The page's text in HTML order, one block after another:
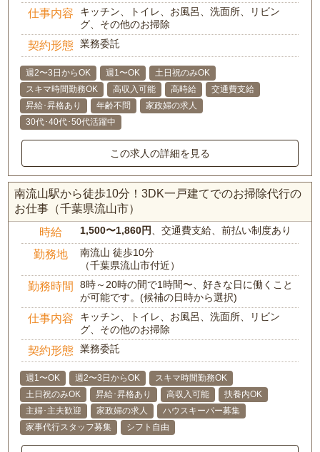
仕事内容
キッチン、トイレ、お風呂、洗面所、リビン
グ、その他のお掃除
契約形態 業務委託
週2〜3日からOK 週1〜OK
土日祝のみOK
スキマ時間勤務OK
高収入可能 高時給
交通費支給
昇給･昇格あり
年齢不問
家政婦の求人
30代･40代･50代活躍中
この求人の詳細を見る
南流山駅から徒歩10分！3DK一戸建てでのお掃除代行の
お仕事（千葉県流山市）
時給 1,500〜1,860円 、交通費支給、前払い制度あり
勤務地
南流山 徒歩10分
（千葉県流山市付近）
勤務時間
8時～20時の間で1時間〜、好きな日に働くこと
が可能です。(候補の日時から選択)
仕事内容
キッチン、トイレ、お風呂、洗面所、リビン
グ、その他のお掃除
契約形態 業務委託
週1〜OK 週2〜3日からOK
スキマ時間勤務OK
土日祝のみOK
昇給･昇格あり 高収入可能
扶養内OK
主婦･主夫歓迎
家政婦の求人
ハウスキーパー募集
家事代行スタッフ募集
シフト自由